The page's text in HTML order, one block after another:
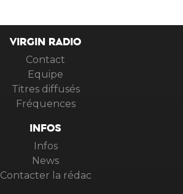
VIRGIN RADIO
Contact
Equipe
Titres diffusés
Fréquences
INFOS
Infos
News
Contacter la rédac